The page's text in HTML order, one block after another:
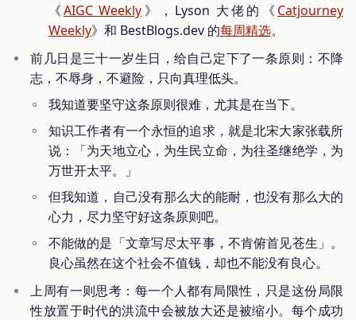
《AIGC Weekly 》，Lyson 大佬的《 Catjourney
Weekly》和 BestBlogs.dev 的每周精选。
前几日是三十一岁生日，给自己定下了一条原则：不降
志，不辱身，不避险，只向真理低头。
我知道要坚守这条原则很难，尤其是在当下。
知识工作者有一个永恒的追求，就是北宋大家张载所
说：「为天地立心，为生民立命，为往圣继绝学，为
万世开太平。」
但我知道，自己没有那么大的能耐，也没有那么大的
心力，尽力坚守好这条原则吧。
不能做的是「文章写尽太平事，不肯俯首见苍生」。
良心虽然在这个社会不值钱，却也不能没有良心。
上周有一则思考：每一个人都有局限性，只是这份局限
性放置于时代的洪流中会被放大还是被缩小。每个成功